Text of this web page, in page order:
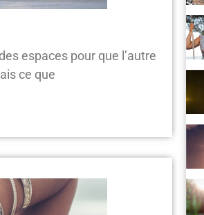
espaces pour que l’autre
ce que